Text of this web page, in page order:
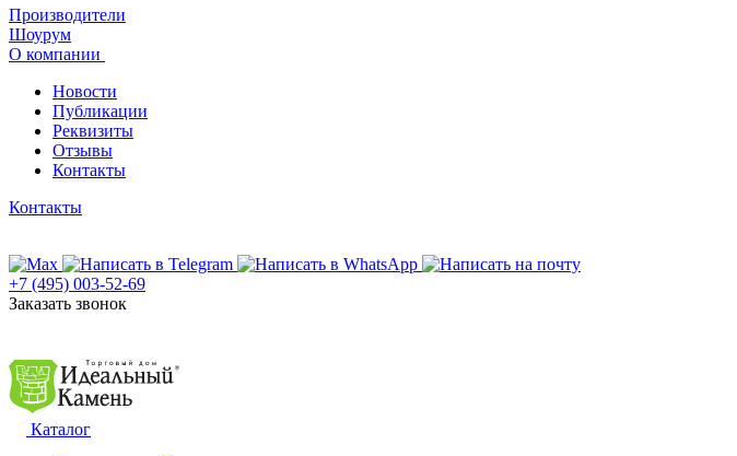
Производители
Шоурум
О компании
Новости
Публикации
Реквизиты
Отзывы
Контакты
Контакты
+7 (495) 003-52-69
Заказать звонок
Каталог